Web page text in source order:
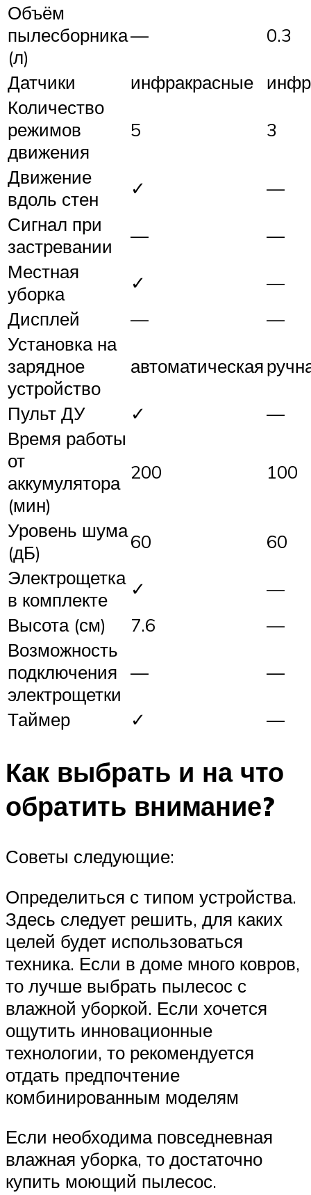
Объём
пылесборника
(л)
— 0.3
Датчики инфракрасные
Количество
режимов
движения
5 3
Движение
вдоль стен
✓
—
Сигнал при
застревании
—
—
Местная
уборка
✓
—
Дисплей
—
—
Установка на
зарядное
устройство
автоматическая
Пульт ДУ ✓
—
Время работы
от
аккумулятора
(мин)
200 100
Уровень шума
(дБ)
60
60
Электрощетка
в комплекте
✓
—
Высота (см)
7.6
—
Возможность
подключения
электрощетки
— —
Таймер ✓ —
Как выбрать и на что
обратить внимание?
Советы следующие:
Определиться с типом устройства.
Здесь следует решить, для каких
целей будет использоваться
техника. Если в доме много ковров,
то лучше выбрать пылесос с
влажной уборкой. Если хочется
ощутить инновационные
технологии, то рекомендуется
отдать предпочтение
комбинированным моделям
Если необходима повседневная
влажная уборка, то достаточно
купить моющий пылесос.